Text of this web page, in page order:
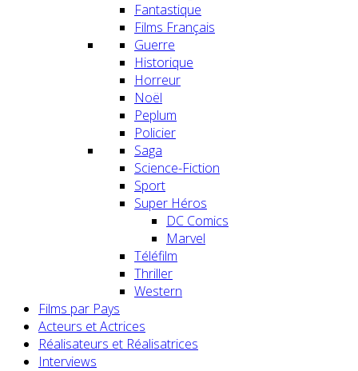
Fantastique
Films Français
Guerre
Historique
Horreur
Noël
Peplum
Policier
Saga
Science-Fiction
Sport
Super Héros
DC Comics
Marvel
Téléfilm
Thriller
Western
Films par Pays
Acteurs et Actrices
Réalisateurs et Réalisatrices
Interviews